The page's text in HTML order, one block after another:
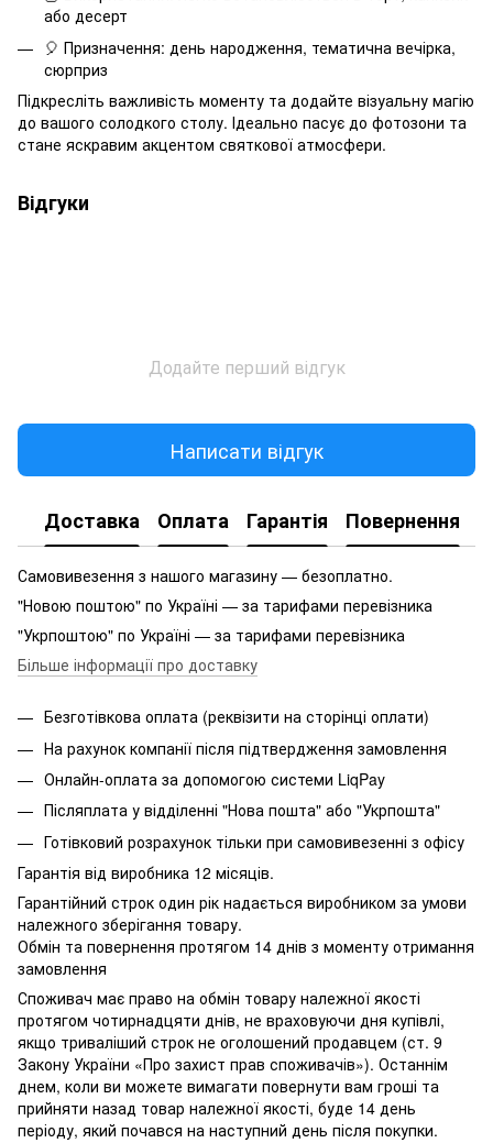
або десерт
🎈 Призначення: день народження, тематична вечірка,
сюрприз
Підкресліть важливість моменту та додайте візуальну магію
до вашого солодкого столу. Ідеально пасує до фотозони та
стане яскравим акцентом святкової атмосфери.
Відгуки
Додайте перший відгук
Написати відгук
Доставка Оплата Гарантія Повернення
Самовивезення з нашого магазину — безоплатно.
"Новою поштою" по Україні — за тарифами перевізника
"Укрпоштою" по Україні — за тарифами перевізника
Більше інформації про доставку
Безготівкова оплата (реквізити на сторінці оплати)
На рахунок компанії після підтвердження замовлення
Онлайн-оплата за допомогою системи LiqPay
Післяплата у відділенні "Нова пошта" або "Укрпошта"
Готівковий розрахунок тільки при самовивезенні з офісу
Гарантія від виробника 12 місяців.
Гарантійний строк один рік надається виробником за умови
належного зберігання товару.
Обмін та повернення протягом 14 днів з моменту отримання
замовлення
Споживач має право на обмін товару належної якості
протягом чотирнадцяти днів, не враховуючи дня купівлі,
якщо триваліший строк не оголошений продавцем (ст. 9
Закону України «Про захист прав споживачів»). Останнім
днем, коли ви можете вимагати повернути вам гроші та
прийняти назад товар належної якості, буде 14 день
періоду, який почався на наступний день після покупки.